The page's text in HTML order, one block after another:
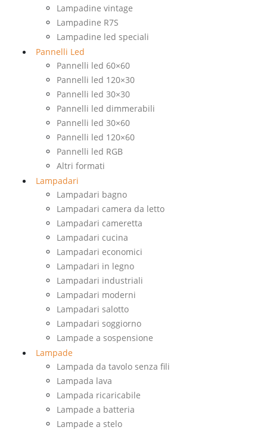
Lampadine vintage
Lampadine R7S
Lampadine led speciali
Pannelli Led
Pannelli led 60×60
Pannelli led 120×30
Pannelli led 30×30
Pannelli led dimmerabili
Pannelli led 30×60
Pannelli led 120×60
Pannelli led RGB
Altri formati
Lampadari
Lampadari bagno
Lampadari camera da letto
Lampadari cameretta
Lampadari cucina
Lampadari economici
Lampadari in legno
Lampadari industriali
Lampadari moderni
Lampadari salotto
Lampadari soggiorno
Lampade a sospensione
Lampade
Lampada da tavolo senza fili
Lampada lava
Lampada ricaricabile
Lampade a batteria
Lampade a stelo